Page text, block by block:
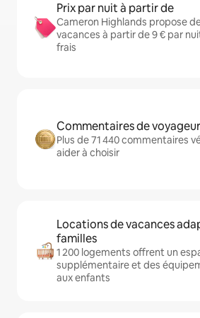
Prix par nuit à partir de
Cameron Highlands propose
vacances à partir de 9 € par
frais
Commentaires de
Plus de 71 440 commentaires
aider à choisir
Locations de vacances
familles
1 200 logements offrent un
supplémentaire et des
aux enfants